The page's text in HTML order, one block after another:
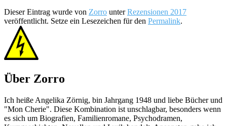
Dieser Eintrag wurde von Zorro unterRezensionen 2017
veröffentlicht. Setze ein Lesezeichen für den Permalink.
Über Zorro
Ich heiße Angelika Zörnig, bin Jahrgang 1948 und liebe Bücher und
"Mon Cherie". Diese Kombination ist unschlagbar, besonders wenn
es sich um Biografien, Familienromane, Psychodramen,